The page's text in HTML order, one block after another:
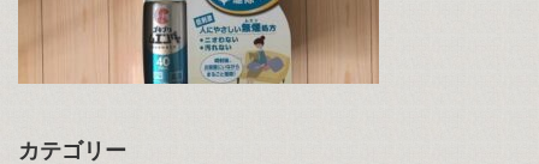
カテゴリー